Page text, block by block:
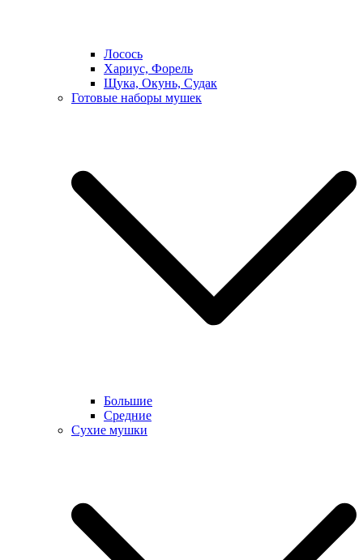
Лосось
Хариус, Форель
Щука, Окунь, Судак
Готовые наборы мушек
Большие
Средние
Сухие мушки